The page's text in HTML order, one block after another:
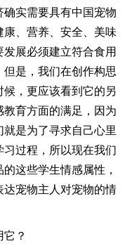
实需要具有中国宠物
、营养、安全、美味
展必须建立符合食用
是，我们在创作构思
，更应该看到它的另
育方面的满足，因为
是为了寻求自己心里
过程，所以现在我们
这些学生情感属性，
宠物主人对宠物的情
？